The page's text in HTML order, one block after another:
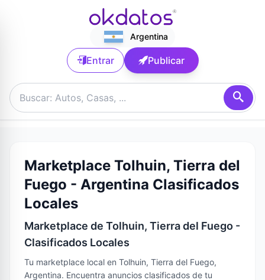
Argentina
Entrar Publicar
Marketplace Tolhuin, Tierra del
Fuego - Argentina Clasificados
Locales
Marketplace de Tolhuin, Tierra del Fuego -
Clasificados Locales
Tu marketplace local en Tolhuin, Tierra del Fuego,
Argentina. Encuentra anuncios clasificados de tu